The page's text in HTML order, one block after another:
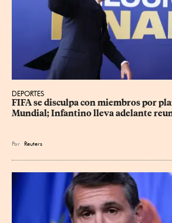
DEPORTES
FIFA se disculpa con miembros por
Mundial; Infantino lleva adelante
Por Reuters